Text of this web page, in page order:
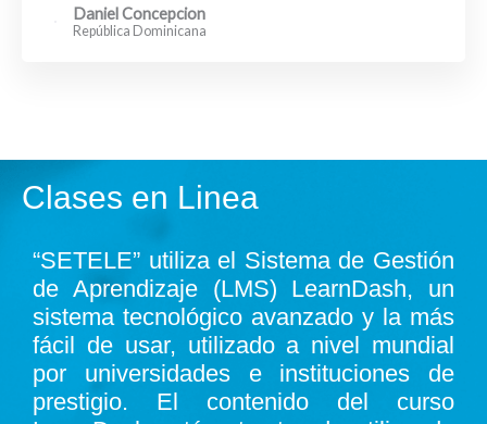
Daniel Concepcion
República Dominicana
Clases en Linea
“SETELE” utiliza el Sistema de Gestión
de Aprendizaje (LMS) LearnDash, un
sistema tecnológico avanzado y la más
fácil de usar, utilizado a nivel mundial
por universidades e instituciones de
prestigio. El contenido del curso